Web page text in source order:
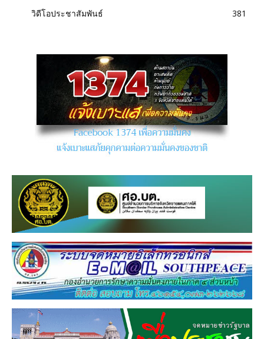
วิดีโอประชาสัมพันธ์
381